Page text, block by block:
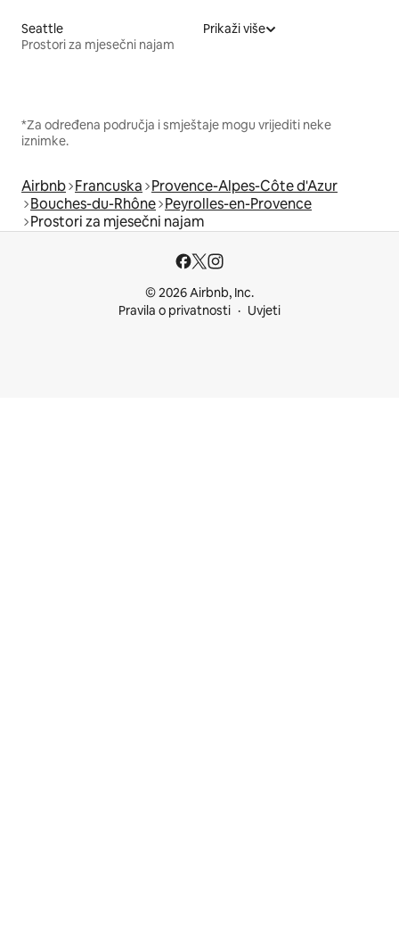
Seattle
Prostori za mjesečni najam
Prikaži više
*Za određena područja i smještaje mogu vrijediti neke
iznimke.
Airbnb Francuska Provence-Alpes-Côte d'Azur
Bouches-du-Rhône Peyrolles-en-Provence
Prostori za mjesečni najam
© 2026 Airbnb, Inc.
Pravila o privatnosti
Uvjeti